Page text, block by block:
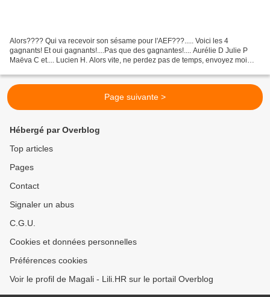
Alors???? Qui va recevoir son sésame pour l'AEF???..... Voici les 4
gagnants! Et oui gagnants!....Pas que des gagnantes!.... Aurélie D Julie P
Maëva C et.... Lucien H. Alors vite, ne perdez pas de temps, envoyez moi
Page suivante >
Hébergé par Overblog
Top articles
Pages
Contact
Signaler un abus
C.G.U.
Cookies et données personnelles
Préférences cookies
Voir le profil de Magali - Lili.HR sur le portail Overblog